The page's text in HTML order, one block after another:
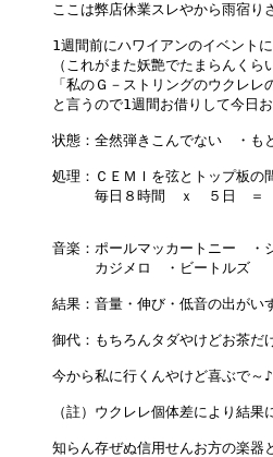
ここは弊店休業スレやから雨宿り
1週間前にハワイアンのイベント
（これがまた妖艶でたまらんく
「私のＧ－ストリングのウクレレ
と言うので1週間お借りして今日
状態：全然弾きこんでない　・も
処理：ＣＥＭＩを弦とトップ板の
毎日８時間　ｘ　５日　＝　
音楽：ポールマッカートニー　・
カジメロ　・ビートルズ
結果：音量・伸び・低音の出がい
御代：もちろんタダやけどお茶だ
今から私に行くんやけど喜ぶで～
（註）ウクレレ個体差により結果
知らん存ぜぬ信用せんお方の楽器